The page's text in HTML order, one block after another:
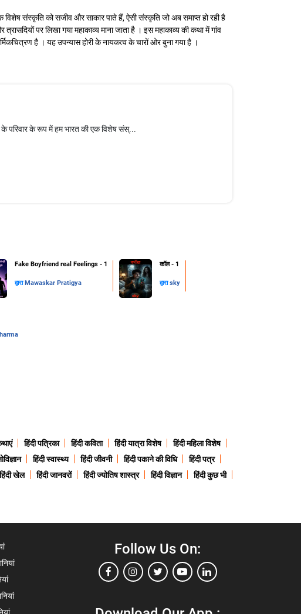
संस्कृति को सजीव और साकार पाते हैं, ऐसी संस्कृति जो अब समाप्त हो रही है
पर लिखा गया महाकाव्य माना जाता है । इस महाकाव्य की कथा में गांव
है । यह उपन्यास होरी के नायकत्व के चारों ओर बुना गया है ।
के परिवार के रूप में हम भारत की एक विशेष संस्...
Fake Boyfriend real Feelings - 1
द्वारा Mawaskar Pratigya
कॉल - 1
द्वाराsky
हिंदी पत्रिका हिंदी कविता हिंदी यात्रा विशेष
हिंदी महिला विशेष
हिंदी स्वास्थ्य हिंदी जीवनी हिंदी पकाने की विधि
हिंदी पत्र
खेल हिंदी जानवरों हिंदी ज्योतिष शास्त्र हिंदी विज्ञान
हिंदी कुछ भी
Follow Us On: